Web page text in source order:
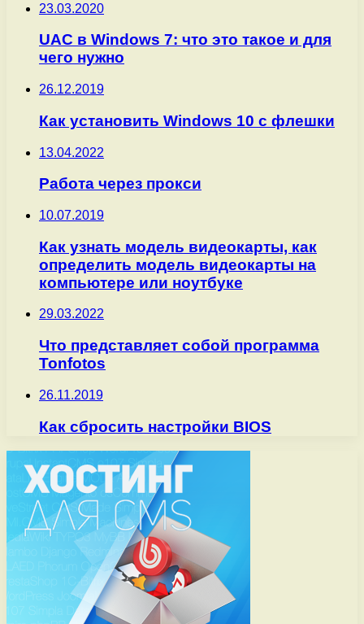
23.03.2020
UAC в Windows 7: что это такое и для
чего нужно
26.12.2019
Как установить Windows 10 с флешки
13.04.2022
Работа через прокси
10.07.2019
Как узнать модель видеокарты, как
определить модель видеокарты на
компьютере или ноутбуке
29.03.2022
Что представляет собой программа
Tonfotos
26.11.2019
Как сбросить настройки BIOS